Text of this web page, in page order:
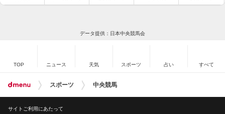
データ提供：日本中央競馬会
TOP ニュース 天気 スポーツ 占い すべて
スポーツ 中央競馬
サイトご利用にあたって